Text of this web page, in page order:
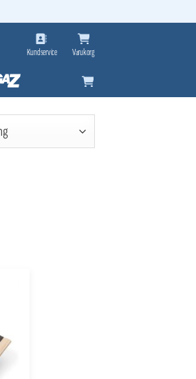
Kundservice Varukorg